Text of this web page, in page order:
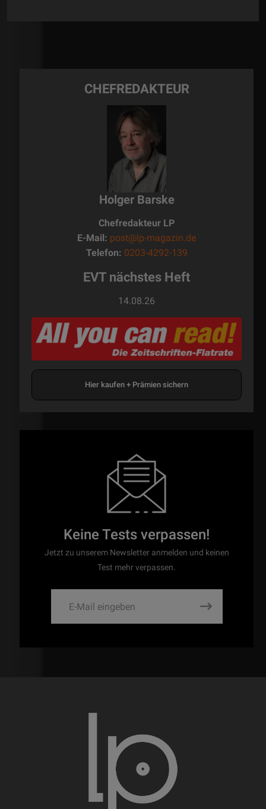
CHEFREDAKTEUR
Holger Barske
Chefredakteur LP
E-Mail: post@lp-magazin.de
Telefon: 0203-4292-139
EVT nächstes Heft
14.08.26
Hier kaufen + Prämien sichern
Keine Tests verpassen!
Jetzt zu unserem Newsletter anmelden und keinen
Test mehr verpassen.